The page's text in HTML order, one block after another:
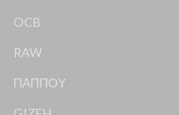
OCB
RAW
ΠΑΠΠΟΥ